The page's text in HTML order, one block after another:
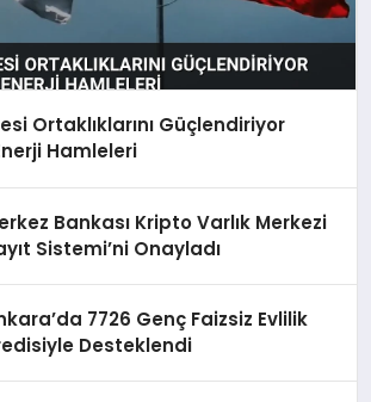
Ortaklıklarını Güçlendiriyor
Hamleleri
Bankası Kripto Varlık Merkezi
Sistemi’ni Onayladı
7726 Genç Faizsiz Evlilik
Desteklendi